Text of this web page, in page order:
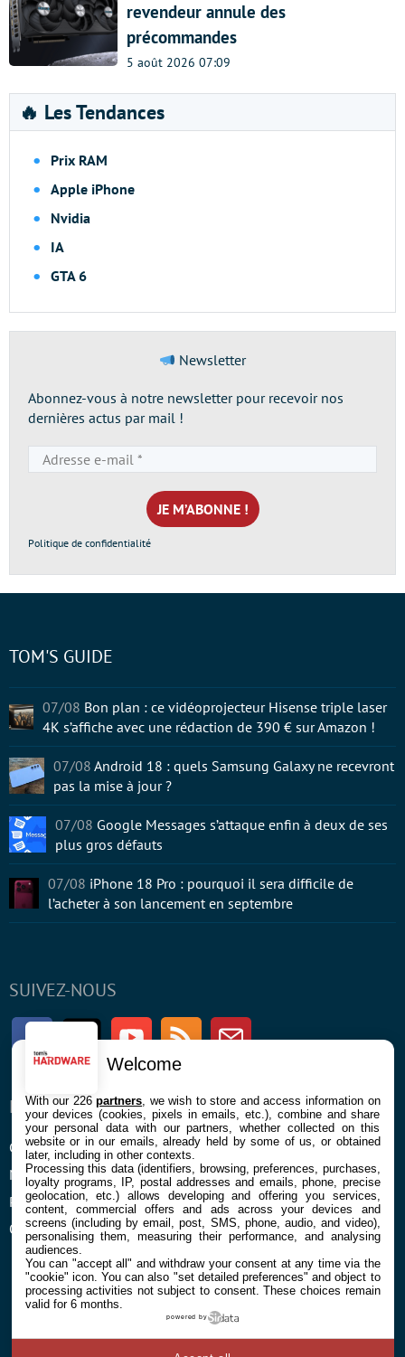
revendeur annule des
précommandes
5 août 2026 07:09
🔥 Les Tendances
Prix RAM
Apple iPhone
Nvidia
IA
GTA 6
Newsletter
Abonnez-vous à notre newsletter pour recevoir nos
dernières actus par mail !
e-
mail
*
Politique de confidentialité
SUIVEZ-NOUS
FacebookTwitter Youtube RSS Newsletter
ENTREPRISE
Confidentialité et Cookies
Mentions légales et CGU
Préférences Cookies
Qui sommes nous
À PROPOS
Contact
TOM'S GUIDE
07/08 Bon plan : ce vidéoprojecteur Hisense triple laser
4K s’affiche avec une rédaction de 390 € sur Amazon !
07/08 Android 18 : quels Samsung Galaxy ne recevront
pas la mise à jour ?
07/08 Google Messages s’attaque enfin à deux de ses
plus gros défauts
07/08 iPhone 18 Pro : pourquoi il sera difficile de
l’acheter à son lancement en septembre
Welcome
With our 226partners , we wish to store and access information on
your devices (cookies, pixels in emails, etc.), combine and share
your personal data with our partners, whether collected on this
website or in our emails, already held by some of us, or obtained
later, including in other contexts.
Processing this data (identifiers, browsing, preferences, purchases,
loyalty programs, IP, postal addresses and emails, phone, precise
geolocation, etc.) allows developing and offering you services,
content, commercial offers and ads across your devices and
screens (including by email, post, SMS, phone, audio, and video),
personalising them, measuring their performance, and analysing
audiences.
You can "accept all" and withdraw your consent at any time via the
"cookie" icon. You can also "set detailed preferences" and object to
processing activities not subject to consent. These choices remain
valid for 6 months.
powered by